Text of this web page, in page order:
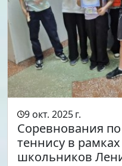
9 окт. 2025 г.
Соревнования
теннису в
школьников